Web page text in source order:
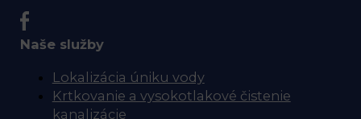
Naše služby
Lokalizácia úniku vody
Krtkovanie a vysokotlakové čistenie
kanalizácie